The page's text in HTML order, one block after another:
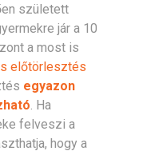
született
jár a 10
a most is
előtörlesztés
egyazon
. Ha
felveszi a
hogy a